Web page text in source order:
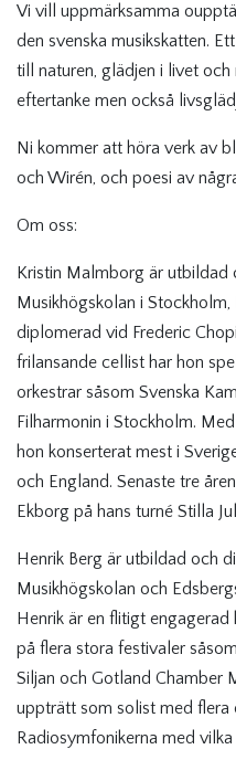
Vi vill uppmärksamma
den svenska musikskatten.
till naturen, glädjen i livet och
eftertanke men också
Ni kommer att höra verk av
och Wirén, och poesi av
Om oss:
Kristin Malmborg är utbildad
Musikhögskolan i
diplomerad vid Frederic
frilansande cellist har hon
orkestrar såsom Svenska
Filharmonin i Stockholm.
hon konserterat mest i
och England. Senaste tre
Ekborg på hans turné Stilla
Henrik Berg är utbildad och
Musikhögskolan och
Henrik är en flitigt
på flera stora festivaler
Siljan och Gotland Chamber
uppträtt som solist med flera
Radiosymfonikerna med